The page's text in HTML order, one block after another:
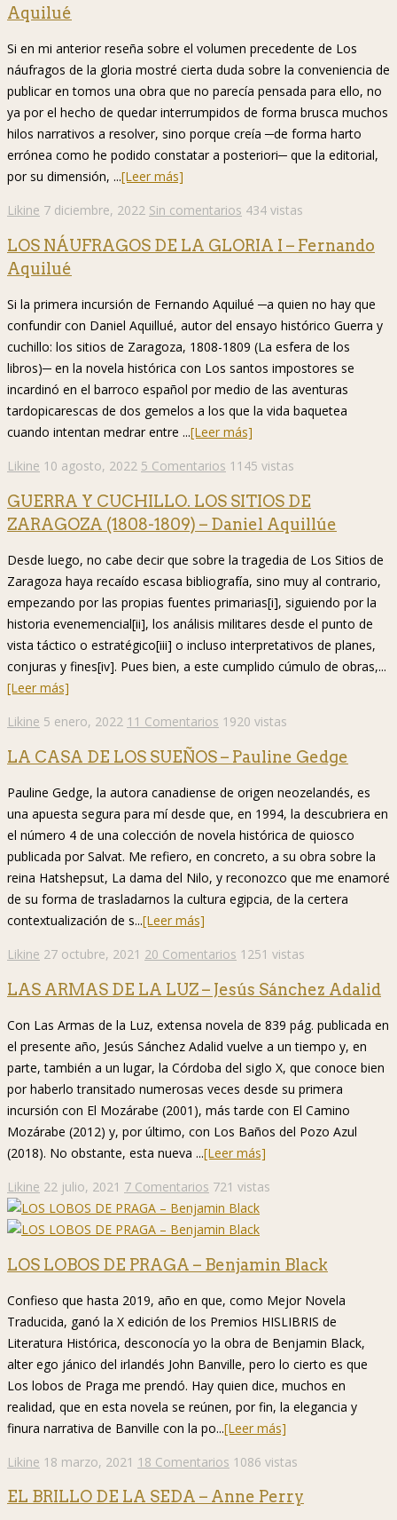
Aquilué
Si en mi anterior reseña sobre el volumen precedente de Los
náufragos de la gloria mostré cierta duda sobre la conveniencia de
publicar en tomos una obra que no parecía pensada para ello, no
ya por el hecho de quedar interrumpidos de forma brusca muchos
hilos narrativos a resolver, sino porque creía ─de forma harto
errónea como he podido constatar a posteriori─ que la editorial,
por su dimensión, ...[Leer más]
Likine 7 diciembre, 2022 Sin comentarios 434 vistas
LOS NÁUFRAGOS DE LA GLORIA I – Fernando
Aquilué
Si la primera incursión de Fernando Aquilué ─a quien no hay que
confundir con Daniel Aquillué, autor del ensayo histórico Guerra y
cuchillo: los sitios de Zaragoza, 1808-1809 (La esfera de los
libros)─ en la novela histórica con Los santos impostores se
incardinó en el barroco español por medio de las aventuras
tardopicarescas de dos gemelos a los que la vida baquetea
cuando intentan medrar entre ...[Leer más]
Likine 10 agosto, 2022 5 Comentarios 1145 vistas
GUERRA Y CUCHILLO. LOS SITIOS DE
ZARAGOZA (1808-1809) – Daniel Aquillúe
Desde luego, no cabe decir que sobre la tragedia de Los Sitios de
Zaragoza haya recaído escasa bibliografía, sino muy al contrario,
empezando por las propias fuentes primarias[i], siguiendo por la
historia evenemencial[ii], los análisis militares desde el punto de
vista táctico o estratégico[iii] o incluso interpretativos de planes,
conjuras y fines[iv]. Pues bien, a este cumplido cúmulo de obras,...
[Leer más]
Likine 5 enero, 2022 11 Comentarios 1920 vistas
LA CASA DE LOS SUEÑOS – Pauline Gedge
Pauline Gedge, la autora canadiense de origen neozelandés, es
una apuesta segura para mí desde que, en 1994, la descubriera en
el número 4 de una colección de novela histórica de quiosco
publicada por Salvat. Me refiero, en concreto, a su obra sobre la
reina Hatshepsut, La dama del Nilo, y reconozco que me enamoré
de su forma de trasladarnos la cultura egipcia, de la certera
contextualización de s...[Leer más]
Likine 27 octubre, 2021 20 Comentarios 1251 vistas
LAS ARMAS DE LA LUZ – Jesús Sánchez Adalid
Con Las Armas de la Luz, extensa novela de 839 pág. publicada en
el presente año, Jesús Sánchez Adalid vuelve a un tiempo y, en
parte, también a un lugar, la Córdoba del siglo X, que conoce bien
por haberlo transitado numerosas veces desde su primera
incursión con El Mozárabe (2001), más tarde con El Camino
Mozárabe (2012) y, por último, con Los Baños del Pozo Azul
(2018). No obstante, esta nueva ...[Leer más]
Likine 22 julio, 2021 7 Comentarios 721 vistas
LOS LOBOS DE PRAGA – Benjamin Black
Confieso que hasta 2019, año en que, como Mejor Novela
Traducida, ganó la X edición de los Premios HISLIBRIS de
Literatura Histórica, desconocía yo la obra de Benjamin Black,
alter ego jánico del irlandés John Banville, pero lo cierto es que
Los lobos de Praga me prendó. Hay quien dice, muchos en
realidad, que en esta novela se reúnen, por fin, la elegancia y
finura narrativa de Banville con la po...[Leer más]
Likine 18 marzo, 2021 18 Comentarios 1086 vistas
EL BRILLO DE LA SEDA – Anne Perry